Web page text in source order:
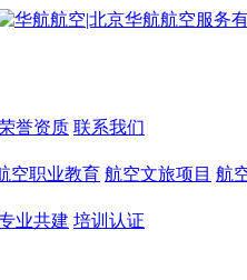
誉资质 联系我们
空职业教育 航空文旅项目 航
业共建 培训认证